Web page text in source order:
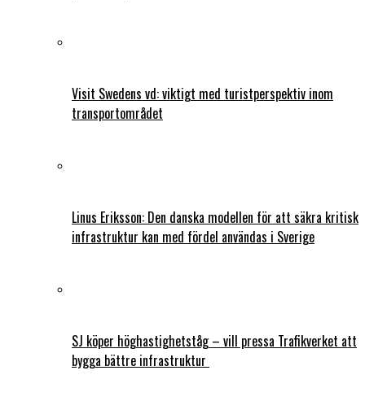
Visit Swedens vd: viktigt med turistperspektiv inom
transportområdet
Linus Eriksson: Den danska modellen för att säkra kritisk
infrastruktur kan med fördel användas i Sverige
SJ köper höghastighetståg – vill pressa Trafikverket att
bygga bättre infrastruktur